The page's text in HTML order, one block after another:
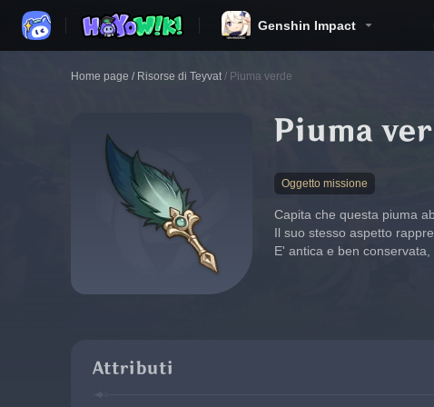
Genshin Impact
Home page / Risorse di Teyvat / Piuma verde
Piuma
Oggetto missione
Capita che questa piuma
Il suo stesso aspetto
E' antica e ben
Attributi